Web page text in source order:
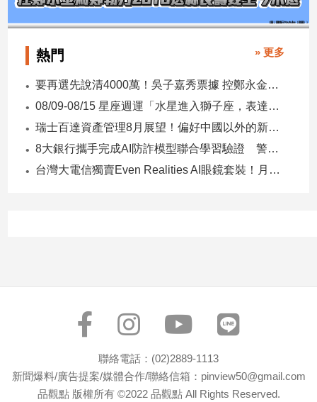
費
康/
感
情
藝
運
熱門 » 更多
要再選先說清4000萬！吳子嘉秀票據 控鄭永金為鄭朝方2018選縣長籌錢至今未還
08/09-08/15 星座週運「水星進入獅子座，表達力、自信與創意提升」
瑞士百達資產管理8月展望！偏好中國以外的新興市場 看好這些產業
8大銀行攜手完成AI防詐模型聯合學習驗證 警示帳戶準確度提升2倍
台灣大電信獨賣Even Realities AI眼鏡套裝！月付1399元 專案價3990
聯絡電話：(02)2889-1113
新聞爆料/廣告提案/媒體合作/聯絡信箱：pinview50@gmail.com
品觀點 版權所有 ©2022 品觀點 All Rights Reserved.